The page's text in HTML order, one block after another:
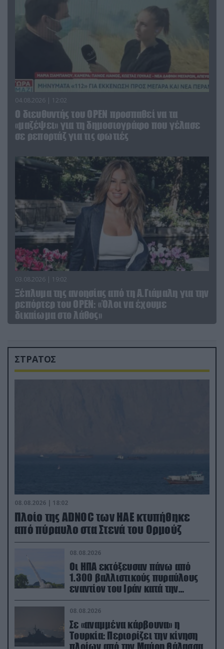
04.08.2026 | 12:02
O διευθυντής του OPEN προσπαθεί να τα
«μαζέψει» για τη δημοσιογράφο που γέλασε
σε ρεπορτάζ για τις φωτιές
03.08.2026 | 19:02
Ξέπλυμα της ανοησίας από τη Α.Γιάμαλη για την
ρεπόρτερ του ΟΡΕΝ: «Όλοι να έχουμε
δικαίωμα στο λάθος»
ΣΤΡΑΤΟΣ
08.08.2026 | 18:02
Πλοίο της ADNOC των ΗΑΕ κτυπήθηκε
από πύραυλο στα Στενά του Ορμούζ
08.08.2026
Οι ΗΠΑ εκτόξευσαν πάνω από
1.300 βαλλιστικούς πυραύλους
εναντίον του Ιράν κατά την
διάρκεια του πολέμου
08.08.2026
Σε «αναμμένα κάρβουνα» η
Τουρκία: Περιορίζει την κίνηση